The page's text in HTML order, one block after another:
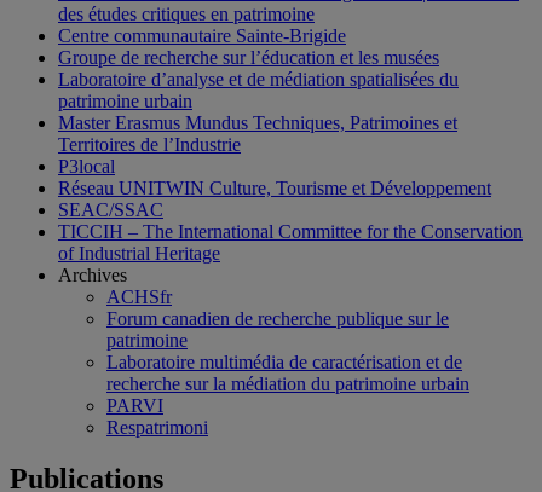
des études critiques en patrimoine
Centre communautaire Sainte-Brigide
Groupe de recherche sur l’éducation et les musées
Laboratoire d’analyse et de médiation spatialisées du
patrimoine urbain
Master Erasmus Mundus Techniques, Patrimoines et
Territoires de l’Industrie
P3local
Réseau UNITWIN Culture, Tourisme et Développement
SEAC/SSAC
TICCIH – The International Committee for the Conservation
of Industrial Heritage
Archives
ACHSfr
Forum canadien de recherche publique sur le
patrimoine
Laboratoire multimédia de caractérisation et de
recherche sur la médiation du patrimoine urbain
PARVI
Respatrimoni
Publications